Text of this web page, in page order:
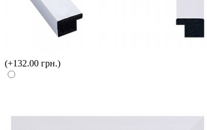
(+132.00 грн.)